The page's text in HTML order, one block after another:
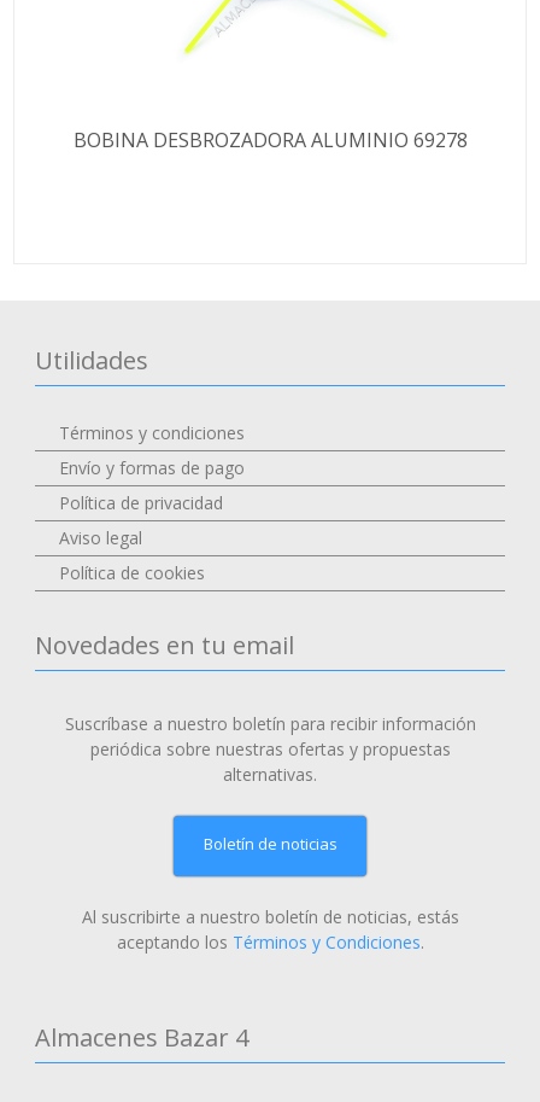
BOBINA DESBROZADORA ALUMINIO 69278
Utilidades
Términos y condiciones
Envío y formas de pago
Política de privacidad
Aviso legal
Política de cookies
Novedades en tu email
Suscríbase a nuestro boletín para recibir información
periódica sobre nuestras ofertas y propuestas
alternativas.
Boletín de noticias
Al suscribirte a nuestro boletín de noticias, estás
aceptando los Términos y Condiciones.
Almacenes Bazar 4